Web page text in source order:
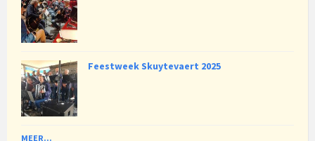
Feestweek Skuytevaert 2025
MEER...